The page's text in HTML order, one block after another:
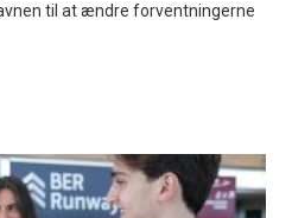
til at ændre forventningerne